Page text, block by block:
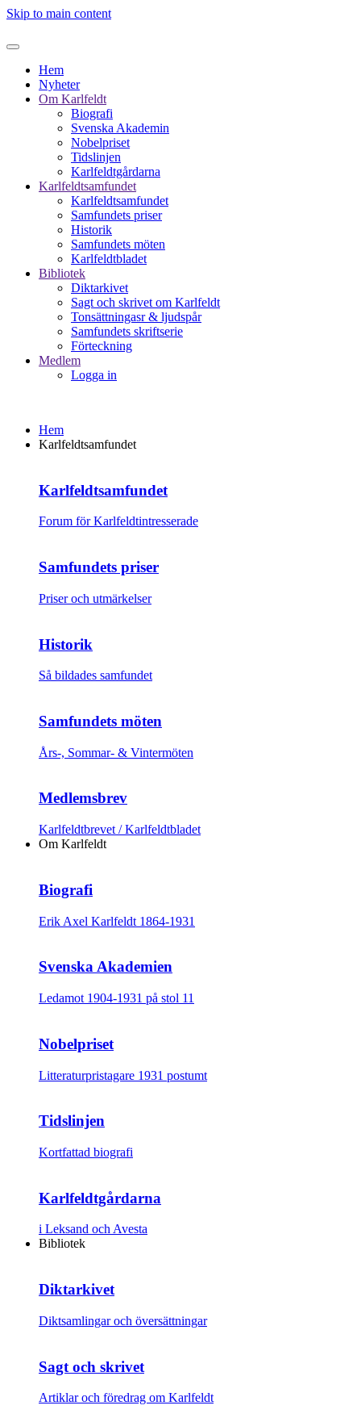
Skip to main content
Hem
Nyheter
Om Karlfeldt
Biografi
Svenska Akademin
Nobelpriset
Tidslinjen
Karlfeldtgårdarna
Karlfeldtsamfundet
Karlfeldtsamfundet
Samfundets priser
Historik
Samfundets möten
Karlfeldtbladet
Bibliotek
Diktarkivet
Sagt och skrivet om Karlfeldt
Tonsättningasr & ljudspår
Samfundets skriftserie
Förteckning
Medlem
Logga in
Hem
Karlfeldtsamfundet
Karlfeldtsamfundet
Forum för Karlfeldtintresserade
Samfundets priser
Priser och utmärkelser
Historik
Så bildades samfundet
Samfundets möten
Års-, Sommar- & Vintermöten
Medlemsbrev
Karlfeldtbrevet / Karlfeldtbladet
Om Karlfeldt
Biografi
Erik Axel Karlfeldt 1864-1931
Svenska Akademien
Ledamot 1904-1931 på stol 11
Nobelpriset
Litteraturpristagare 1931 postumt
Tidslinjen
Kortfattad biografi
Karlfeldtgårdarna
i Leksand och Avesta
Bibliotek
Diktarkivet
Diktsamlingar och översättningar
Sagt och skrivet
Artiklar och föredrag om Karlfeldt